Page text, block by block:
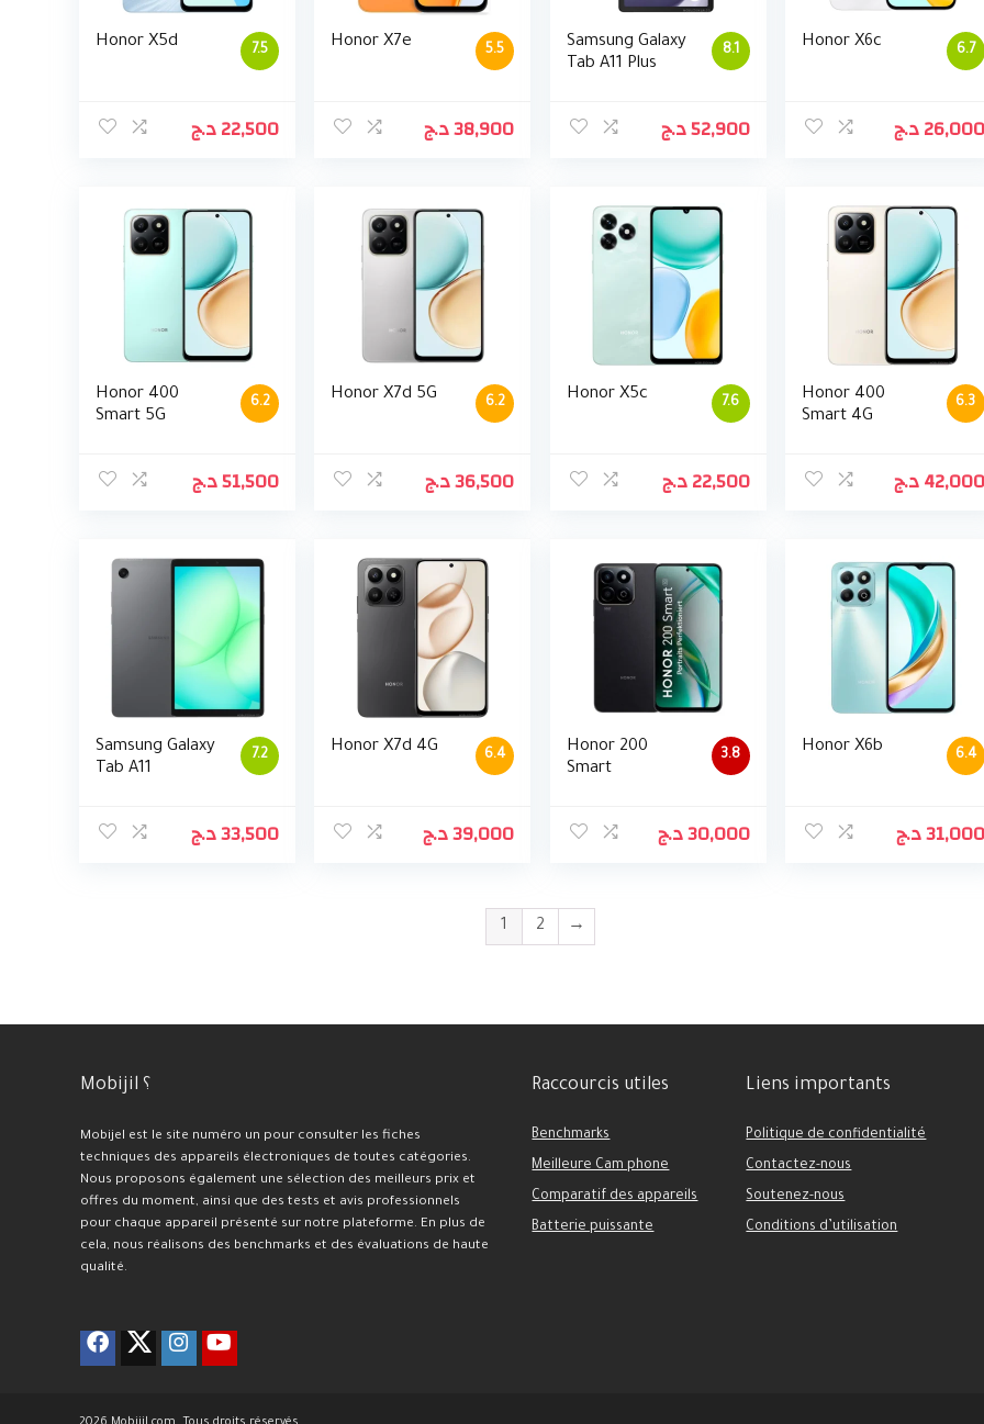
7.5
Honor X5d
22,500د.ج
5.5
Honor X7e
38,900د.ج
8.1
Samsung Galaxy
Tab A11 Plus
52,900د.ج
6.7
Honor X6c
26,000د.ج
6.2
Honor 400
Smart 5G
51,500د.ج
6.2
Honor X7d 5G
36,500د.ج
7.6
Honor X5c
22,500د.ج
6.3
Honor 400
Smart 4G
42,000د.ج
7.2
Samsung Galaxy
Tab A11
33,500د.ج
6.4
Honor X7d 4G
39,000د.ج
3.8
Honor 200
Smart
30,000د.ج
6.4
Honor X6b
31,000د.ج
1 2 →
Mobijil ؟
Mobijel est le site numéro un pour consulter les fiches
techniques des appareils électroniques de toutes catégories.
Nous proposons également une sélection des meilleurs prix et
offres du moment, ainsi que des tests et avis professionnels
pour chaque appareil présenté sur notre plateforme. En plus de
cela, nous réalisons des benchmarks et des évaluations de haute
qualité.
Raccourcis utiles
Benchmarks
Meilleure Cam phone
Comparatif des appareils
Batterie puissante
Liens importants
Politique de confidentialité
Contactez-nous
Soutenez-nous
Conditions d’utilisation